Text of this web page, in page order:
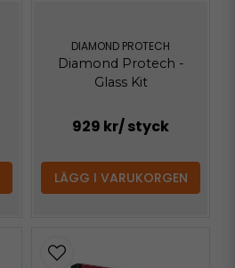
DIAMOND PROTECH
Diamond Protech -
Glass Kit
929 kr/ styck
LÄGG I VARUKORGEN